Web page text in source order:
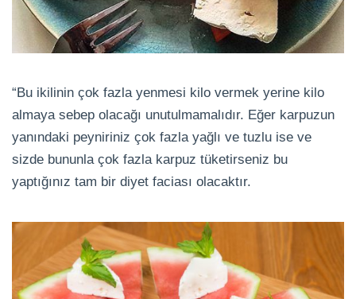
“Bu ikilinin çok fazla yenmesi kilo vermek yerine kilo
almaya sebep olacağı unutulmamalıdır. Eğer karpuzun
yanındaki peyniriniz çok fazla yağlı ve tuzlu ise ve
sizde bununla çok fazla karpuz tüketirseniz bu
yaptığınız tam bir diyet faciası olacaktır.